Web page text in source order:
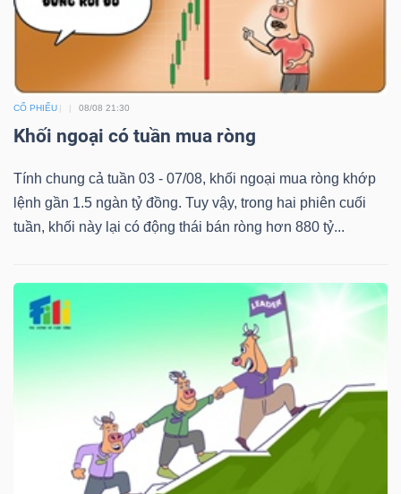
CỔ PHIẾU 08/08 21:30
Khối ngoại có tuần mua ròng
Tính chung cả tuần 03 - 07/08, khối ngoại mua ròng khớp
lệnh gần 1.5 ngàn tỷ đồng. Tuy vậy, trong hai phiên cuối
tuần, khối này lại có động thái bán ròng hơn 880 tỷ...
(-)
Dịch
vụ
(-)
Đào
tạo